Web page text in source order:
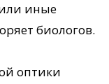
иные
биологов.
оптики